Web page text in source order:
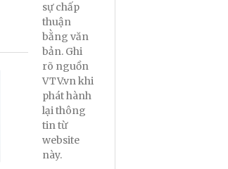
sự chấp
thuận
bằng văn
bản. Ghi
rõ nguồn
VTV.vn khi
phát hành
lại thông
tin từ
website
này.